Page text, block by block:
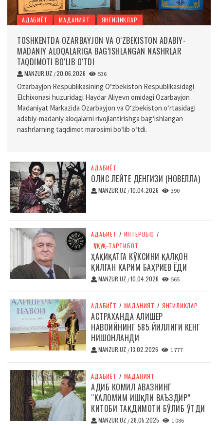
АДАБИЁТ МАДАНИЯТ ЯНГИЛИКЛАР
TOSHKENTDA OZARBAYJON VA O‘ZBEKISTON ADABIY-
MADANIY ALOQALARIGA BAG‘ISHLANGAN NASHRLAR
TAQDIMOTI BO‘LIB O‘TDI
MANZUR.UZ /20.06.2026 536
Ozarbayjon Respublikasining O‘zbekiston Respublikasidagi
Elchixonasi huzuridagi Haydar Aliyevn omidagi Ozarbayjon
Madaniyat Markazida Ozarbayjon va O‘zbekiston o‘rtasidagi
adabiy-madaniy aloqalarni rivojlantirishga bag‘ishlangan
nashrlarning taqdimot marosimi bo‘lib o‘tdi.
АДАБИЁТ
ОЛИС ЛЕЙТЕ ДЕНГИЗИ (НОВЕЛЛА)
MANZUR.UZ /10.04.2026 390
АДАБИЁТ / ИНТЕРВЬЮ /
ҲУҚУҚ-ТАРТИБОТ
ҲАҚИҚАТГА КЎКСИНИ ҚАЛҚОН
ҚИЛГАН КАРИМ БАҲРИЕВ ЁДИ
MANZUR.UZ /10.04.2026 565
АДАБИЁТ / МАДАНИЯТ / ЯНГИЛИКЛАР
АСТРАХАНДА АЛИШЕР
НАВОИЙНИНГ 585 ЙИЛЛИГИ КЕНГ
НИШОНЛАНДИ
MANZUR.UZ /13.02.2026 1 777
АДАБИЁТ / МАДАНИЯТ
АДИБ КОМИЛ АВАЗНИНГ
“КАЛОМИМ ИШҚЛИ ВАЪЗДИР”
КИТОБИ ТАҚДИМОТИ БЎЛИБ ЎТДИ
MANZUR.UZ /28.05.2025 1 086